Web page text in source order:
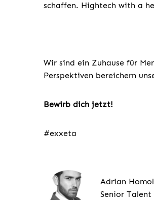
schaffen. Hightech with a
Wir sind ein Zuhause für
Perspektiven bereichern
Bewirb dich jetzt!
#exxeta
Adrian
Senior